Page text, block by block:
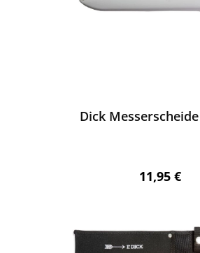
Dick
Regulärer
11,95 €